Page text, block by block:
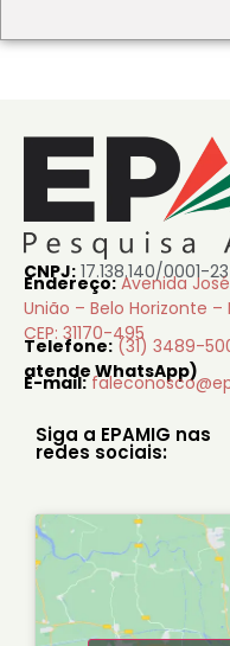
CNPJ: 17.138.140/0001-23
Endereço: Avenida
União – Belo Horizonte –
CEP: 31170-495
Telefone: (31) 3489-
atende WhatsApp)
E-mail:
Siga a EPAMIG nas
redes sociais: